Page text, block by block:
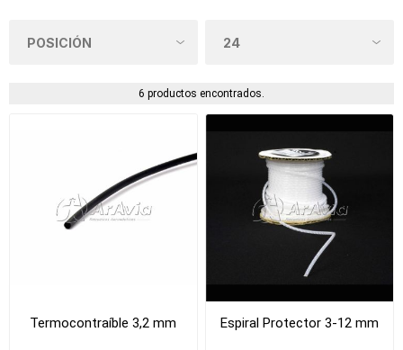
6 productos encontrados.
Termocontraíble 3,2 mm Espiral Protector 3-12 mm